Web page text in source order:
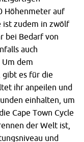
Höhenmeter auf
ist zudem in zwölf
bei Bedarf von
auch
dem
gibt es für die
ihr anpeilen und
einhalten, um
Cape Town Cycle
der Welt ist,
und